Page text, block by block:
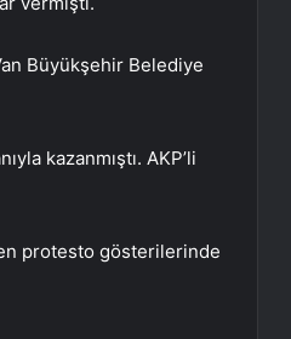
Büyükşehir Belediye
kazanmıştı. AKP’li
protesto gösterilerinde